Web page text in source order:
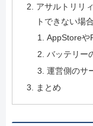
アサルトリリ
トできない場
AppStoreや
バッテリー
運営側のサ
まとめ